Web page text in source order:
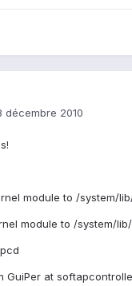
décembre 2010
module to /system/
module to /system/
GuiPer at